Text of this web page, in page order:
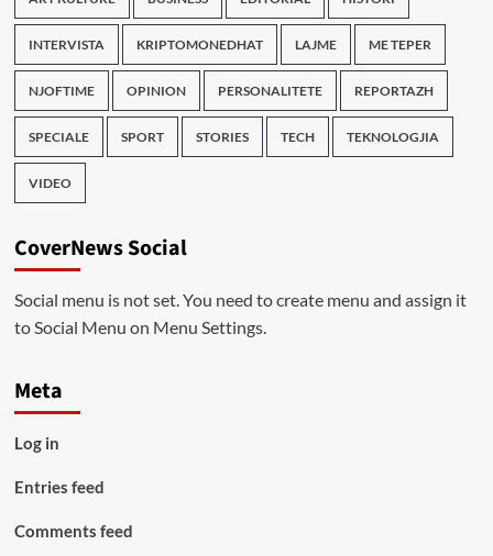
INTERVISTA KRIPTOMONEDHAT LAJME ME TEPER
NJOFTIME OPINION PERSONALITETE REPORTAZH
SPECIALE SPORT STORIES TECH TEKNOLOGJIA
VIDEO
CoverNews Social
Social menu is not set. You need to create menu and assign it
to Social Menu on Menu Settings.
Meta
Log in
Entries feed
Comments feed